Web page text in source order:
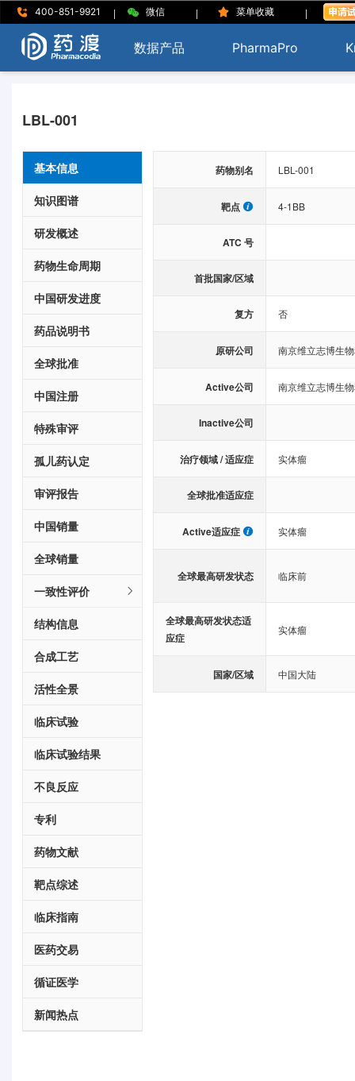
400-851-9921 | 微信 | 菜单收藏 |
数据产品 PharmaPro
LBL-001
基本信息
知识图谱
研发概述
药物生命周期
中国研发进度
药品说明书
全球批准
中国注册
特殊审评
孤儿药认定
审评报告
中国销量
全球销量
一致性评价
结构信息
合成工艺
活性全景
临床试验
临床试验结果
不良反应
专利
药物文献
靶点综述
临床指南
医药交易
循证医学
新闻热点
药物别名 LBL-001
靶点 4-1BB
ATC 号
首批国家/区域
复方 否
原研公司 南京维立志博生
Active公司 南京维立志博生
Inactive公司
治疗领域 / 适应症 实体瘤
全球批准适应症
Active适应症 实体瘤
全球最高研发状态 临床前
全球最高研发状态适
应症
实体瘤
国家/区域 中国大陆